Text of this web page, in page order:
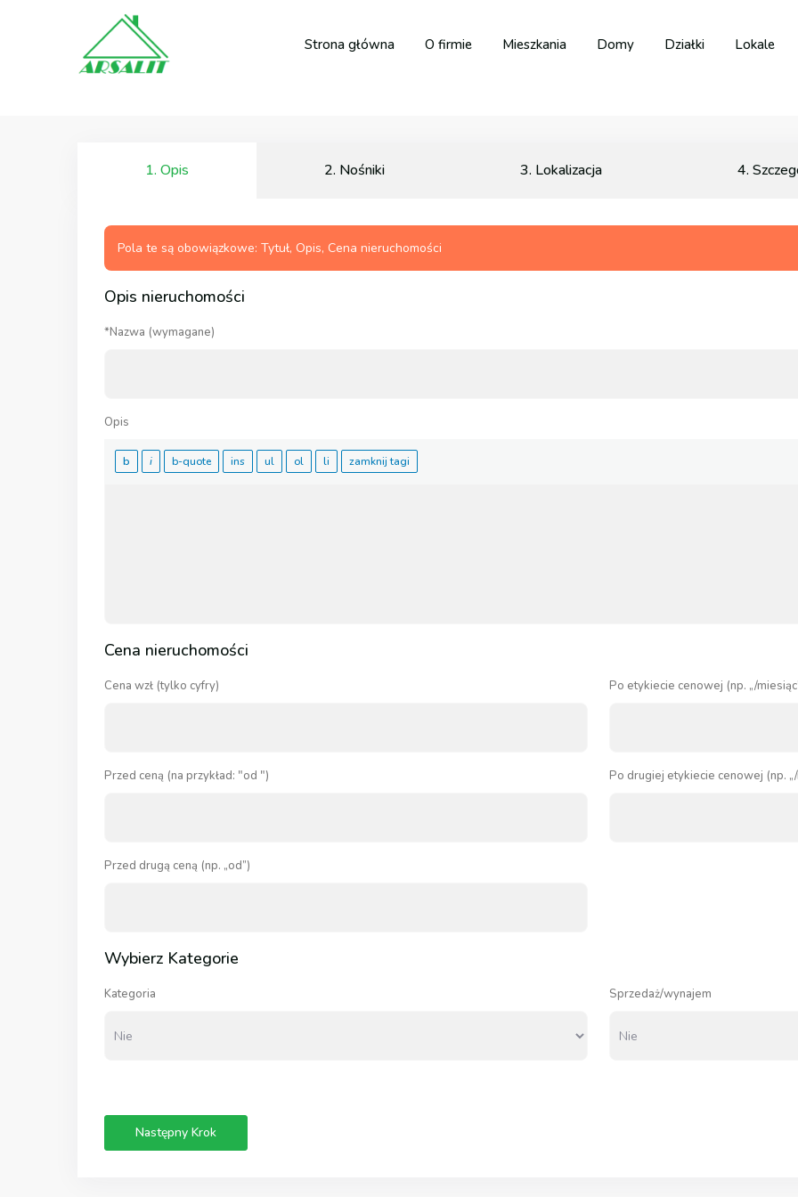
Strona główna O firmie Mieszkania Domy Działki Lokale
Wyszukiwanie
1. Opis 2. Nośniki 3. Lokalizacja 4.
Pola te są obowiązkowe: Tytuł, Opis, Cena nieruchomości
Opis nieruchomości
*Nazwa (wymagane)
Opis
Cena nieruchomości
Cena wzł (tylko cyfry) Po etykiecie cenowej (np. „/
Przed ceną (na przykład: "od ") Po drugiej etykiecie cenowej (np. „/
Przed drugą ceną (np. „od”)
Wybierz Kategorie
Kategoria Sprzedaż/wynajem
Następny Krok